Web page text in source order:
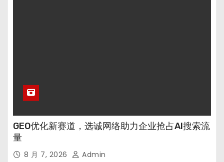
GEO优化新赛道，选诚网络助力企业抢占AI搜索流
量
8 月 7, 2026 Admin